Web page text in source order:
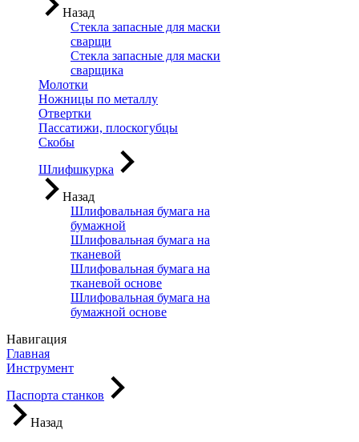
Назад
Стекла запасные для маски
сварщи
Стекла запасные для маски
сварщика
Молотки
Ножницы по металлу
Отвертки
Пассатижи, плоскогубцы
Скобы
Шлифшкурка
Назад
Шлифовальная бумага на
бумажной
Шлифовальная бумага на
тканевой
Шлифовальная бумага на
тканевой основе
Шлифовальная бумага на
бумажной основе
Навигация
Главная
Инструмент
Паспорта станков
Назад